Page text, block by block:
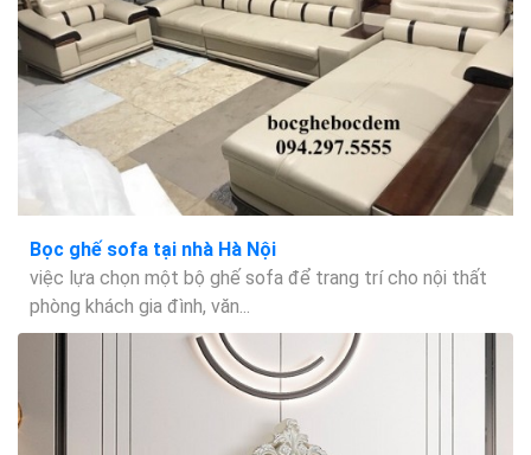
Bọc ghế sofa tại nhà Hà Nội
việc lựa chọn một bộ ghế sofa để trang trí cho nội thất
phòng khách gia đình, văn...